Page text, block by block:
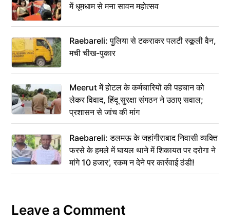
में धूमधाम से मना सावन महोत्सव
Raebareli: पुलिया से टकराकर पलटी स्कूली वैन,
मची चीख-पुकार
Meerut में होटल के कर्मचारियों की पहचान को
लेकर विवाद, हिंदू सुरक्षा संगठन ने उठाए सवाल;
प्रशासन से जांच की मांग
Raebareli: डलमऊ के जहांगीराबाद निवासी व्यक्ति
फरसे के हमले में घायल थाने में शिकायत पर दरोगा ने
मांगे 10 हजार’, रकम न देने पर कार्रवाई ठंडी!
Leave a Comment